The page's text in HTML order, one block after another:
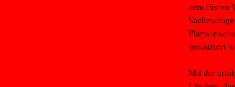
dem Ersten
produziert
Mit der